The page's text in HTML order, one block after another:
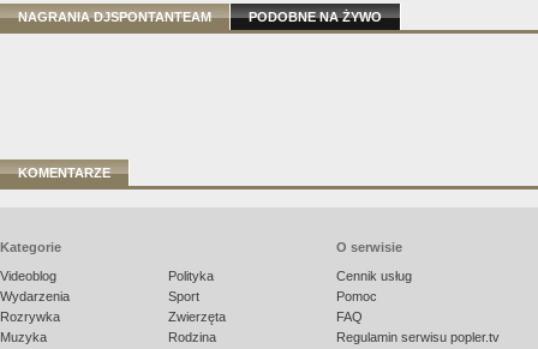
NAGRANIA DJSPONTANTEAM PODOBNE NA ŻYWO
KOMENTARZE
Kategorie
Videoblog
Wydarzenia
Rozrywka
Muzyka
Polityka
Sport
Zwierzęta
Rodzina
O serwisie
Cennik usług
Pomoc
FAQ
Regulamin serwisu popler.tv